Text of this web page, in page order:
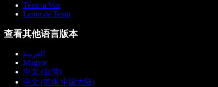
Texto a Voz
Leitor de Texto
查看其他语言版本
العربية
Magyar
中文 (台灣)
中文 (简体 中国大陆)